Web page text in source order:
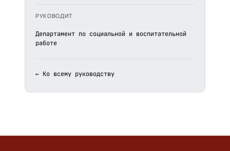
РУКОВОДИТ
Департамент по социальной и воспитательной
работе
← Ко всему руководству